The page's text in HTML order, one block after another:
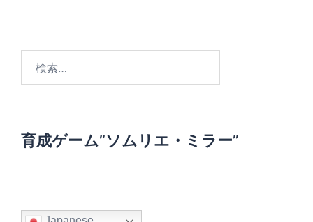
育成ゲーム”ソムリエ・ミラー”